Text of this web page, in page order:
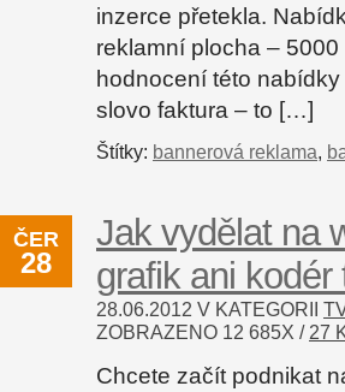
inzerce přetekla.
reklamní plocha –
hodnocení této
slovo faktura – to […]
Štítky: bannerová reklama,
ČER
28
Jak vydělat na
grafik ani
28.06.2012 V KATEGORII
ZOBRAZENO 12 685X / 27
Chcete začít podnikat